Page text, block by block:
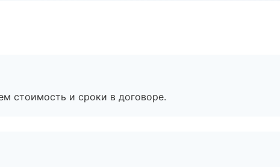
стоимость и сроки в договоре.